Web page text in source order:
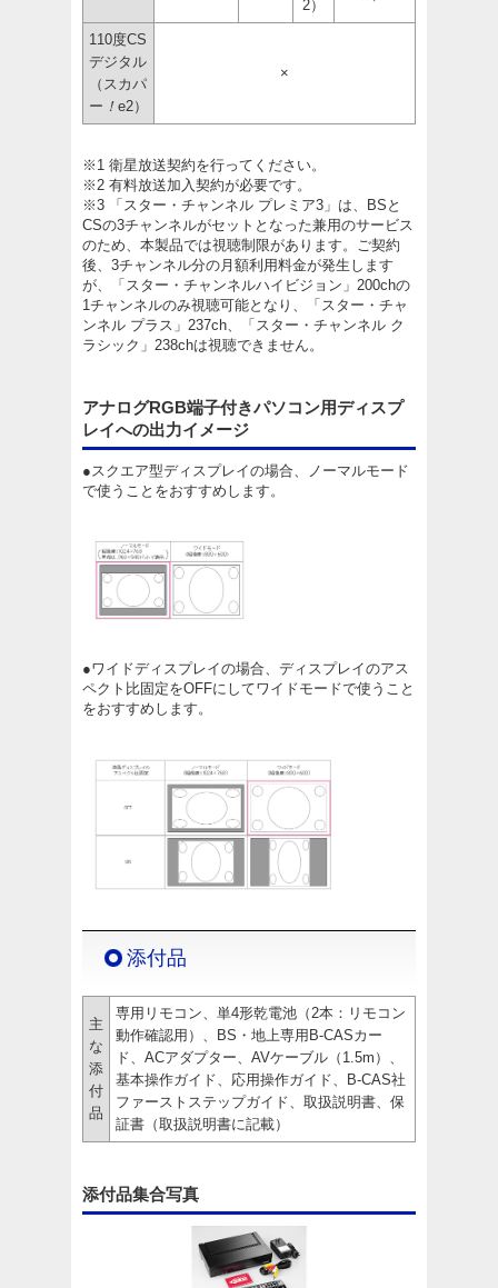
2）
110度CS
デジタル
（スカパ
ー ！ e2）
×
※1 衛星放送契約を行ってください。
※2 有料放送加入契約が必要です。
※3 「スター・チャンネル プレミア3」は、BSと
CSの3チャンネルがセットとなった兼用のサービス
のため、本製品では視聴制限があります。ご契約
後、3チャンネル分の月額利用料金が発生します
が、「スター・チャンネルハイビジョン」200chの
1チャンネルのみ視聴可能となり、「スター・チャ
ンネル プラス」237ch、「スター・チャンネル ク
ラシック」238chは視聴できません。
アナログRGB端子付きパソコン用ディスプ
レイへの出力イメージ
●スクエア型ディスプレイの場合、ノーマルモード
で使うことをおすすめします。
●ワイドディスプレイの場合、ディスプレイのアス
ペクト比固定をOFFにしてワイドモードで使うこと
をおすすめします。
添付品
主
な
添
付
品
専用リモコン、単4形乾電池（2本：リモコン
動作確認用）、BS・地上専用B-CASカー
ド、ACアダプター、AVケーブル（1.5m）、
基本操作ガイド、応用操作ガイド、B-CAS社
ファーストステップガイド、取扱説明書、保
証書（取扱説明書に記載）
添付品集合写真